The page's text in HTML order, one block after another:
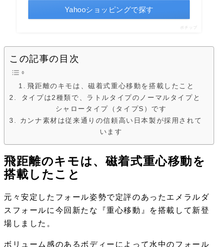
Yahooショッピングで探す
ポチップ
この記事の目次
飛距離のキモは、磁着式重心移動を搭載したこと
タイプは2種類で、ラトルタイプのノーマルタイプと
シャロータイプ（タイプS）です
カンナ素材は従来通りの信頼高い日本製が採用されて
います
飛距離のキモは、磁着式重心移動を
搭載したこと
元々安定したフォール姿勢で定評のあったエメラルダ
スフォールに今回新たな『重心移動 』を搭載して新登
場しました。
ボリューム感のあるボディーによって水中のフォール